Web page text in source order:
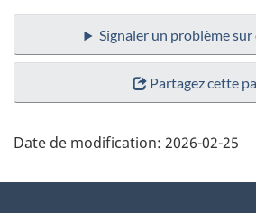
Signaler un problème sur
Partagez cette
Date de modification: 2026-02-25